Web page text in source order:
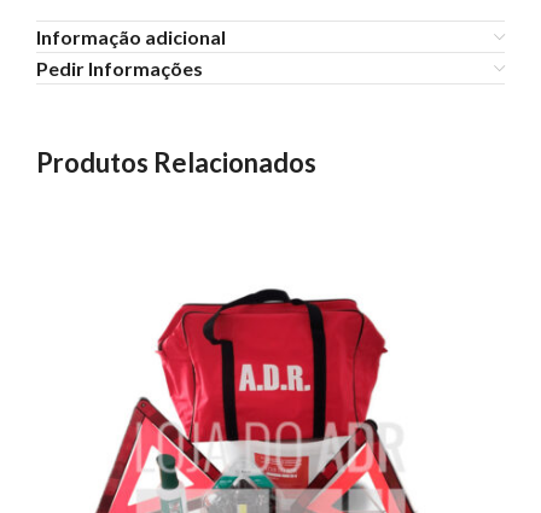
Informação adicional
Pedir Informações
Produtos Relacionados